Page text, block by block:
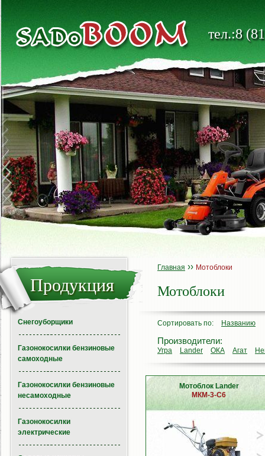
тел.:8
Главная ›› Мотоблоки
Мотоблоки
Сортировать по: Названию
Производители:
Угра Lander ОКА Агат
Мотоблок Lander
МКМ-3-С6
Продукция
Снегоуборщики
Газонокосилки бензиновые
самоходные
Газонокосилки бензиновые
несамоходные
Газонокосилки
электрические